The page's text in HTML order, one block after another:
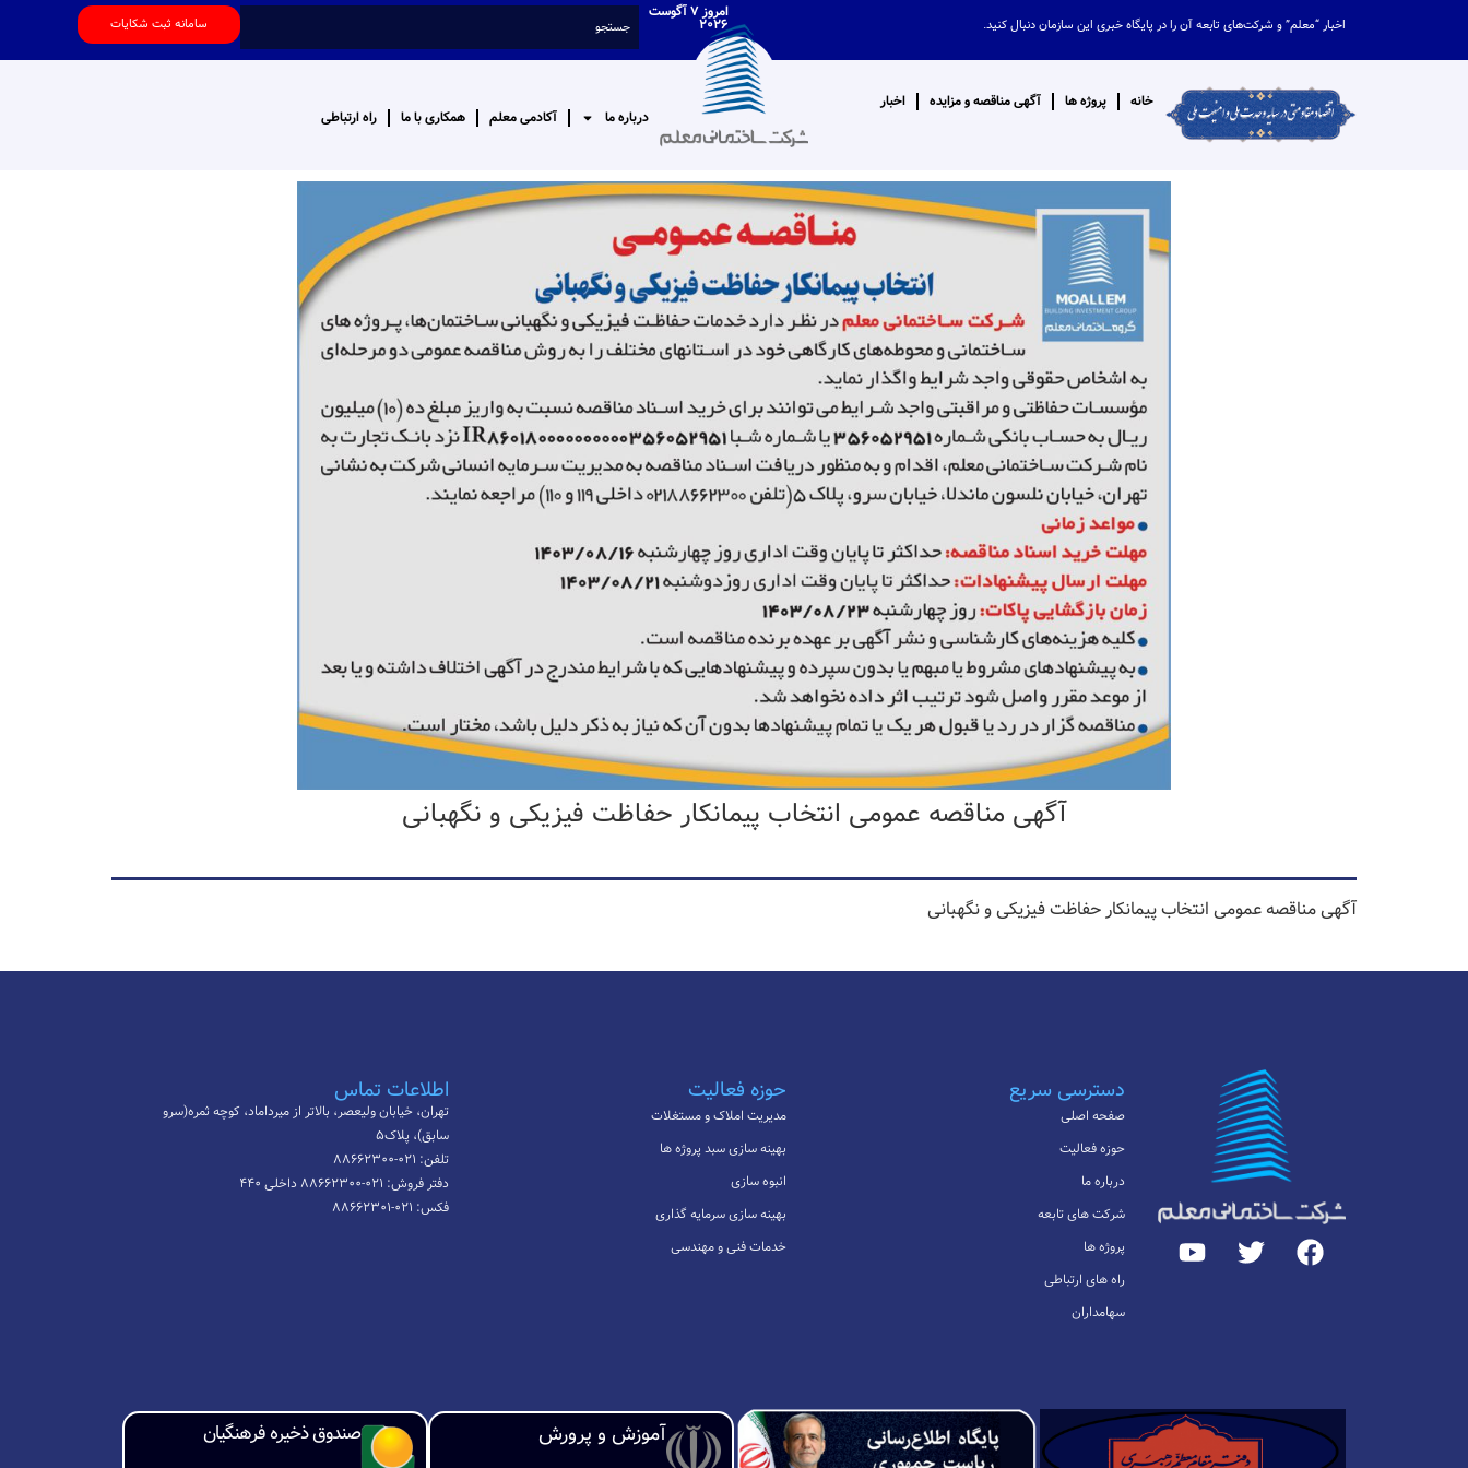
اخبار “معلم” و شرکت‌های تابعه آن را در پایگاه خبری این سازمان دنبال کنید.
امروز ۷ آگوست
۲۰۲۶ سامانه ثبت شکایات
خانه پروژه ها آگهی مناقصه و مزایده اخبار
درباره ما آکادمی معلم همکاری با ما راه ارتباطی
آگهی مناقصه عمومی انتخاب پیمانکار حفاظت فیزیکی و نگهبانی
آگهی مناقصه عمومی انتخاب پیمانکار حفاظت فیزیکی و نگهبانی
دسترسی سریع
صفحه اصلی
حوزه فعالیت
درباره ما
شرکت های تابعه
پروژه ها
راه های ارتباطی
سهامداران
حوزه فعالیت
مدیریت املاک و مستغلات
بهینه سازی سبد پروژه ها
انبوه سازی
بهینه سازی سرمایه گذاری
خدمات فنی و مهندسی
اطلاعات تماس
تهران، خیابان ولیعصر، بالاتر از میرداماد، کوچه ثمره(سرو
سابق)، پلاک۵
تلفن: ۰۲۱-۸۸۶۶۲۳۰۰
دفتر فروش: ۰۲۱-۸۸۶۶۲۳۰۰ داخلی ۴۴۰
فکس: ۰۲۱-۸۸۶۶۲۳۰۱
آموزش و پرورش صندوق ذخیره فرهنگیان